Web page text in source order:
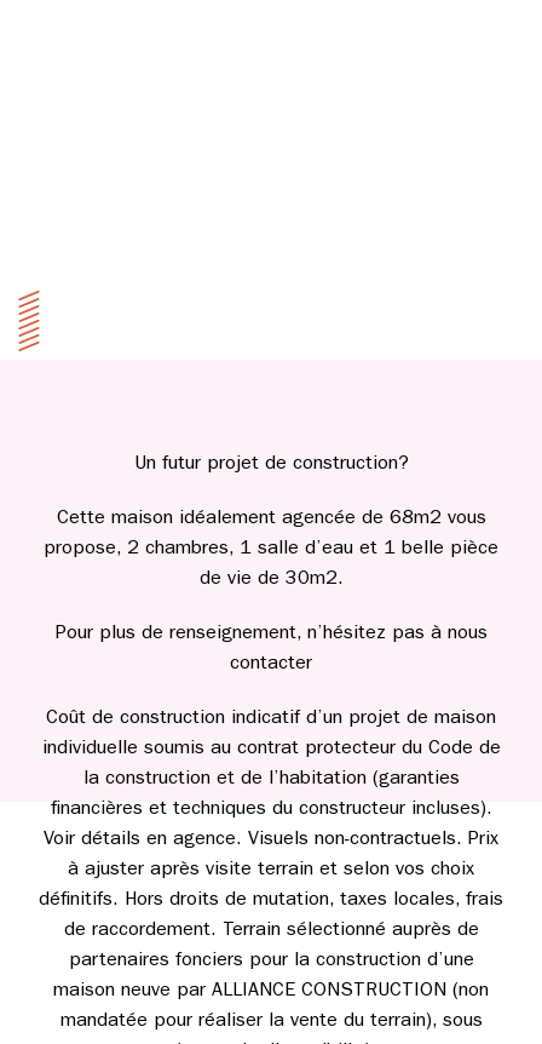
Un futur projet de construction?
Cette maison idéalement agencée de 68m2 vous
propose, 2 chambres, 1 salle d’eau et 1 belle pièce
de vie de 30m2.
Pour plus de renseignement, n’hésitez pas à nous
contacter
Coût de construction indicatif d’un projet de maison
individuelle soumis au contrat protecteur du Code de
la construction et de l’habitation (garanties
financières et techniques du constructeur incluses).
Voir détails en agence. Visuels non-contractuels. Prix
à ajuster après visite terrain et selon vos choix
définitifs. Hors droits de mutation, taxes locales, frais
de raccordement. Terrain sélectionné auprès de
partenaires fonciers pour la construction d’une
maison neuve par ALLIANCE CONSTRUCTION (non
mandatée pour réaliser la vente du terrain), sous